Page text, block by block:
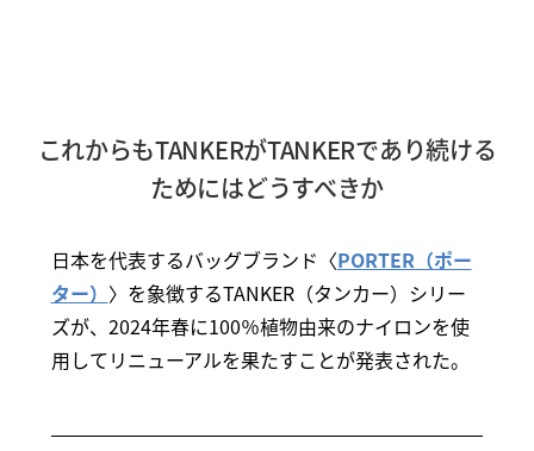
これからもTANKERがTANKERであり続ける
ためにはどうすべきか
日本を代表するバッグブランド〈PORTER（ポー
ター） 〉を象徴するTANKER（タンカー）シリー
ズが、2024年春に100％植物由来のナイロンを使
用してリニューアルを果たすことが発表された。